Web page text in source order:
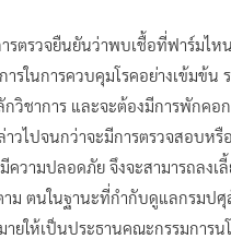
รตรวจยืนยันว่าพบเชื้อที่ฟาร์มไห
รในการควบคุมโรคอย่างเข้มข้น
กวิชาการ และจะต้องมีการพักคอ
วไปจนกว่าจะมีการตรวจสอบหรื
ความปลอดภัย จึงจะสามารถลงเลี้
าม ตนในฐานะที่กำกับดูแลกรมปศุ
ยให้เป็นประธานคณะกรรมการน